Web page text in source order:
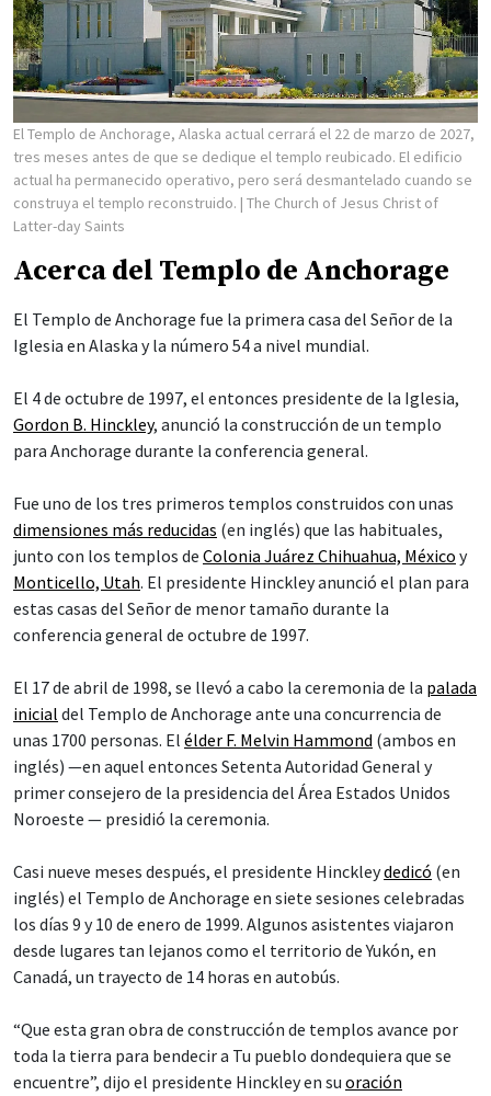
El Templo de Anchorage, Alaska actual cerrará el 22 de marzo de 2027,
tres meses antes de que se dedique el templo reubicado. El edificio
actual ha permanecido operativo, pero será desmantelado cuando se
construya el templo reconstruido. | The Church of Jesus Christ of
Latter-day Saints
Acerca del Templo de Anchorage
El Templo de Anchorage fue la primera casa del Señor de la
Iglesia en Alaska y la número 54 a nivel mundial.
El 4 de octubre de 1997, el entonces presidente de la Iglesia,
Gordon B. Hinckley, anunció la construcción de un templo
para Anchorage durante la conferencia general.
Fue uno de los tres primeros templos construidos con unas
dimensiones más reducidas (en inglés) que las habituales,
junto con los templos de Colonia Juárez Chihuahua, México y
Monticello, Utah. El presidente Hinckley anunció el plan para
estas casas del Señor de menor tamaño durante la
conferencia general de octubre de 1997.
El 17 de abril de 1998, se llevó a cabo la ceremonia de la palada
inicial del Templo de Anchorage ante una concurrencia de
unas 1700 personas. El élder F. Melvin Hammond (ambos en
inglés) —en aquel entonces Setenta Autoridad General y
primer consejero de la presidencia del Área Estados Unidos
Noroeste — presidió la ceremonia.
Casi nueve meses después, el presidente Hinckleydedicó (en
inglés) el Templo de Anchorage en siete sesiones celebradas
los días 9 y 10 de enero de 1999. Algunos asistentes viajaron
desde lugares tan lejanos como el territorio de Yukón, en
Canadá, un trayecto de 14 horas en autobús.
“Que esta gran obra de construcción de templos avance por
toda la tierra para bendecir a Tu pueblo dondequiera que se
encuentre”, dijo el presidente Hinckley en su oración